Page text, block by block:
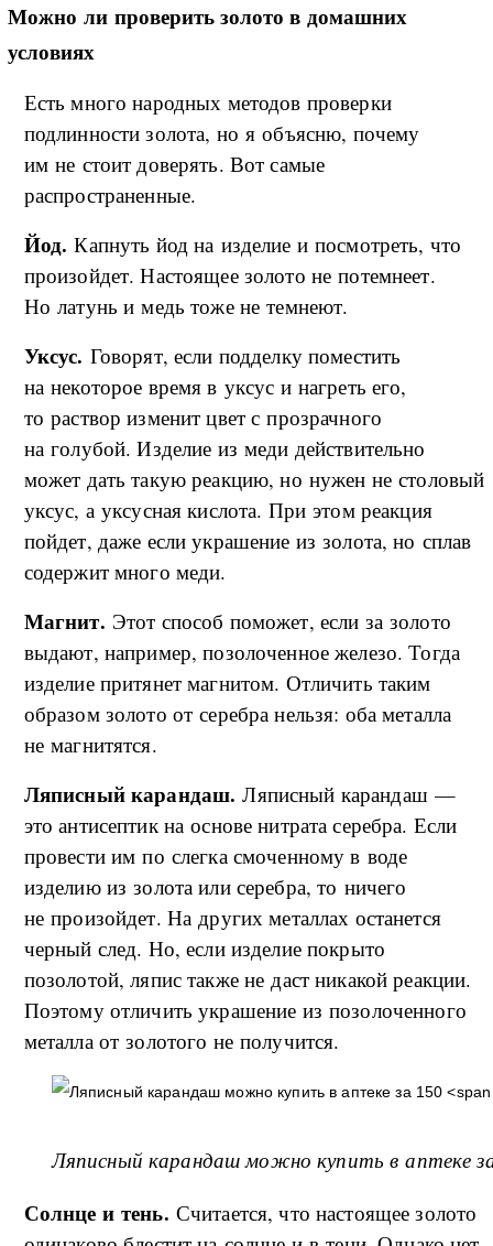
Можно ли проверить золото в домашних
условиях
Есть много народных методов проверки
подлинности золота, но я объясню, почему
им не стоит доверять. Вот самые
распространенные.
Йод. Капнуть йод на изделие и посмотреть, что
произойдет. Настоящее золото не потемнеет.
Но латунь и медь тоже не темнеют.
Уксус. Говорят, если подделку поместить
на некоторое время в уксус и нагреть его,
то раствор изменит цвет с прозрачного
на голубой. Изделие из меди действительно
может дать такую реакцию, но нужен не столовый
уксус, а уксусная кислота. При этом реакция
пойдет, даже если украшение из золота, но сплав
содержит много меди.
Магнит. Этот способ поможет, если за золото
выдают, например, позолоченное железо. Тогда
изделие притянет магнитом. Отличить таким
образом золото от серебра нельзя: оба металла
не магнитятся.
Ляписный карандаш. Ляписный карандаш —
это антисептик на основе нитрата серебра. Если
провести им по слегка смоченному в воде
изделию из золота или серебра, то ничего
не произойдет. На других металлах останется
черный след. Но, если изделие покрыто
позолотой, ляпис также не даст никакой реакции.
Поэтому отличить украшение из позолоченного
металла от золотого не получится.
Ляписный карандаш можно купить в аптеке
Солнце и тень. Считается, что настоящее золото